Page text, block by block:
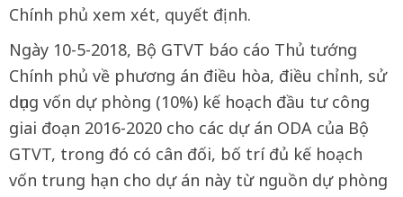
Chính phủ xem xét, quyết định.
Ngày 10-5-2018, Bộ GTVT báo cáo Thủ tướng
Chính phủ về phương án điều hòa, điều chỉnh, sử
dụng vốn dự phòng (10%) kế hoạch đầu tư công
giai đoạn 2016-2020 cho các dự án ODA của Bộ
GTVT, trong đó có cân đối, bố trí đủ kế hoạch
vốn trung hạn cho dự án này từ nguồn dự phòng